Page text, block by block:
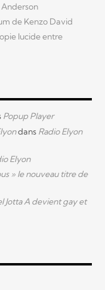
de Kenzo David
lucide entre
Popup Player
dans Radio Elyon
Elyon
» le nouveau titre de
Jotta A devient gay et